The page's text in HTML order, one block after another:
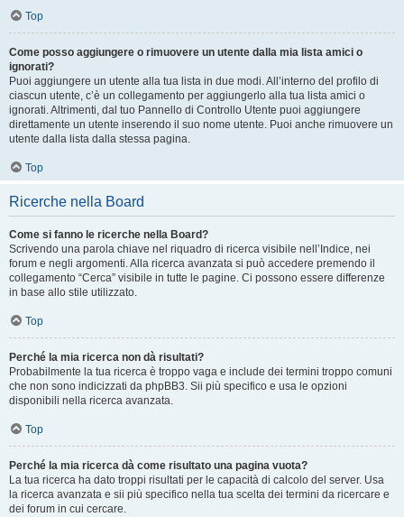
Top
Come posso aggiungere o rimuovere un utente dalla mia lista amici o
ignorati?
Puoi aggiungere un utente alla tua lista in due modi. All’interno del profilo di
ciascun utente, c’è un collegamento per aggiungerlo alla tua lista amici o
ignorati. Altrimenti, dal tuo Pannello di Controllo Utente puoi aggiungere
direttamente un utente inserendo il suo nome utente. Puoi anche rimuovere un
utente dalla lista dalla stessa pagina.
Top
Ricerche nella Board
Come si fanno le ricerche nella Board?
Scrivendo una parola chiave nel riquadro di ricerca visibile nell’Indice, nei
forum e negli argomenti. Alla ricerca avanzata si può accedere premendo il
collegamento “Cerca” visibile in tutte le pagine. Ci possono essere differenze
in base allo stile utilizzato.
Top
Perché la mia ricerca non dà risultati?
Probabilmente la tua ricerca è troppo vaga e include dei termini troppo comuni
che non sono indicizzati da phpBB3. Sii più specifico e usa le opzioni
disponibili nella ricerca avanzata.
Top
Perché la mia ricerca dà come risultato una pagina vuota?
La tua ricerca ha dato troppi risultati per le capacità di calcolo del server. Usa
la ricerca avanzata e sii più specifico nella tua scelta dei termini da ricercare e
dei forum in cui cercare.